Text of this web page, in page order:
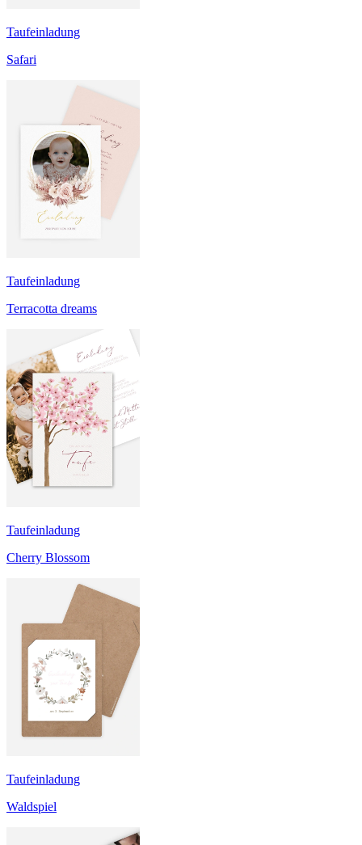
Taufeinladung
Safari
Taufeinladung
Terracotta dreams
Taufeinladung
Cherry Blossom
Taufeinladung
Waldspiel